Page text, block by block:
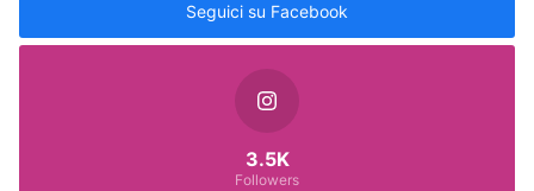
Seguici su Facebook
3.5K
Followers